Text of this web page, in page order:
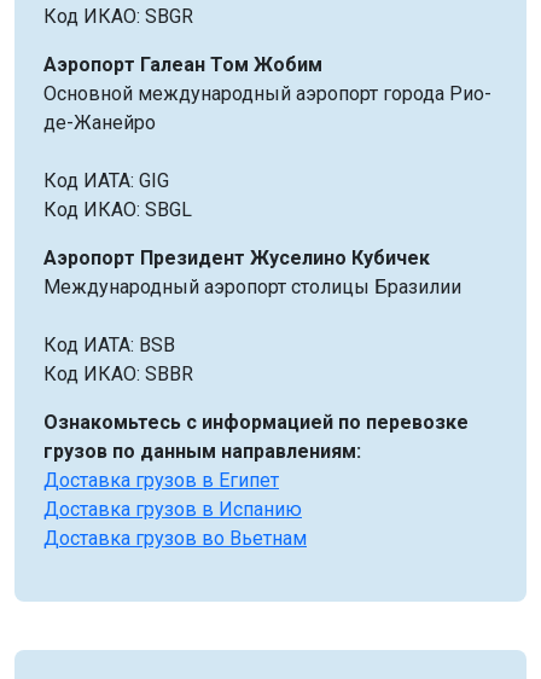
Код ИКАО: SBGR
Аэропорт Галеан Том Жобим
Основной международный аэропорт города Рио-
де-Жанейро
Код ИАТА: GIG
Код ИКАО: SBGL
Аэропорт Президент Жуселино Кубичек
Международный аэропорт столицы Бразилии
Код ИАТА: BSB
Код ИКАО: SBBR
Ознакомьтесь с информацией по перевозке
грузов по данным направлениям:
Доставка грузов в Египет
Доставка грузов в Испанию
Доставка грузов во Вьетнам